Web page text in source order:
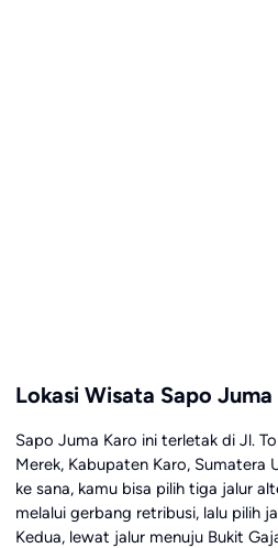
Lokasi Wisata Sapo Juma
Sapo Juma Karo ini terletak di Jl.
Merek, Kabupaten Karo, Sumatera
ke sana, kamu bisa pilih tiga jalur
melalui gerbang retribusi, lalu pilih
Kedua, lewat jalur menuju Bukit